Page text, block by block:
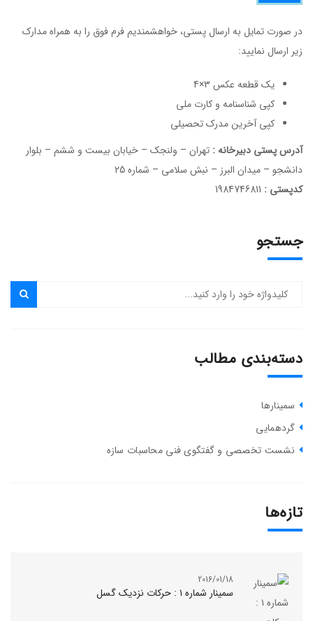
در صورت تمایل به ارسال پستی، خواهشمندیم فرم فوق را به همراه مدارک
زیر ارسال نمایید:
یک قطعه عکس 3×4
کپی شناسنامه و کارت ملی
کپی آخرین مدرک تحصیلی
آدرس پستی دبیرخانه : تهران – ولنجک – خیابان بیست و ششم – بلوار
دانشجو – میدان البرز – نبش سلامی – شماره 25
کدپستی : 1984746811
جستجو
دسته‌بندی مطالب
سمینارها
گردهمایی
نشست تخصصی و گفتگوی فنی محاسبات سازه
تازه‌ها
2016/01/18
سمینار شماره ۱ : حرکات نزدیک گسل